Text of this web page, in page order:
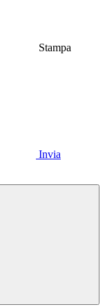
Stampa
Invia